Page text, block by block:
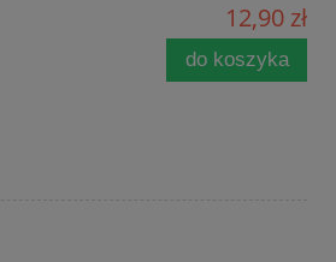
12,90 zł
do koszyka